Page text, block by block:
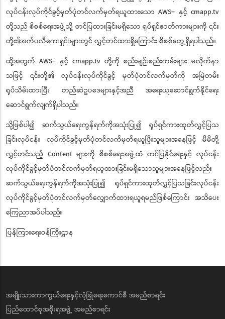
လုပ်ငန်းလုပ်ကိုင်ခွင့်မှတ်ပုံတင်လက်မှတ်ရယူထားသော AWS+ နှင့် cmapp.tv
တို့သည် စိစစ်ရေးအဖွဲ့သို့ တင်ပြထားခြင်းမရှိသော ရုပ်ရှင်ဇာတ်ကားများကို ၎င်း
တို့၏အက်ပလီကေးရှင်းများတွင် လွှင့်တင်ထားရှိကြောင်း စိစစ်တွေ့ရှိရပါသည်။
ထို့အတွက် AWS+ နှင့် cmapp.tv တို့ကို စည်းမျဉ်းစည်းကမ်းများ မလိုက်နာ
သဖြင့် ၎င်းတို့၏ လုပ်ငန်းလုပ်ကိုင်ခွင့် မှတ်ပုံတင်လက်မှတ်ကို အမြဲတမ်း
ရုပ်သိမ်းထားပြီး တည်ဆဲဥပဒေများနှင့်အညီ အရေးယူဆောင်ရွက်နိုင်ရေး
ဆောင်ရွက်လျက်ရှိပါသည်။
သို့ဖြစ်ပါ၍ ဆက်သွယ်ရေးကွန်ရက်ကိုအသုံးပြု၍ ရုပ်ရှင်ကားထုတ်လွှင့်ပြသ
ခြင်းလုပ်ငန်း လုပ်ကိုင်ခွင့်မှတ်ပုံတင်လက်မှတ်ရယူပြီးသူများအနေဖြင့် မိမိတို့
လွှင့်တင်သည့် Content များကို စိစစ်ရေးအဖွဲ့ထံ တင်ပြနိုင်ရေးနှင့် လုပ်ငန်း
လုပ်ကိုင်ခွင့်မှတ်ပုံတင်လက်မှတ်ရယူထားခြင်းမရှိသောသူများအနေဖြင့်လည်း
ဆက်သွယ်ရေးကွန်ရက်ကိုအသုံးပြု၍ ရုပ်ရှင်ကားထုတ်လွှင့်ပြသခြင်းလုပ်ငန်း
လုပ်ကိုင်ခွင့်မှတ်ပုံတင်လက်မှတ်လျှောက်ထားရယူရမည်ဖြစ်ကြောင်း အသိပေး
ကြေညာအပ်ပါသည်။
ပြန်ကြားရေးဝန်ကြီးဌာန
အမျိုးသားကာကွယ်ရေးနှင့်လုံခြုံရေးကောင်စီ အမည်စာရင်း
ပြည်ထောင်စုအစိုးရအဖွဲ့ အမည်စာရင်း